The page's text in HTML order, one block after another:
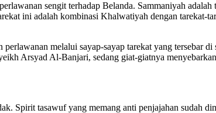
sengit terhadap Belanda. Sammaniyah
ini adalah kombinasi Khalwatiyah dengan
melalui sayap-sayap tarekat yang tersebar
Arsyad Al-Banjari, sedang giat-giatnya
Spirit tasawuf yang memang anti penjajahan sudah